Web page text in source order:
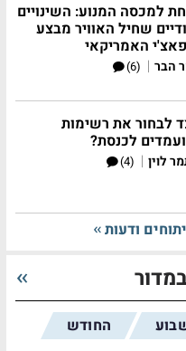
למכסה המנוע: השינויים
שחיל האוויר מבצע
האמריקאי
הבר |
(6)
לבחור את רשימות
לכנסת?
לוין |
(4)
ודעות
החודש